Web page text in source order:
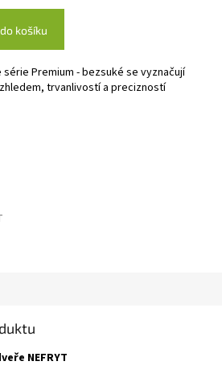
košíku
Premium - bezsuké se vyznačují
trvanlivostí a precizností
NEFRYT